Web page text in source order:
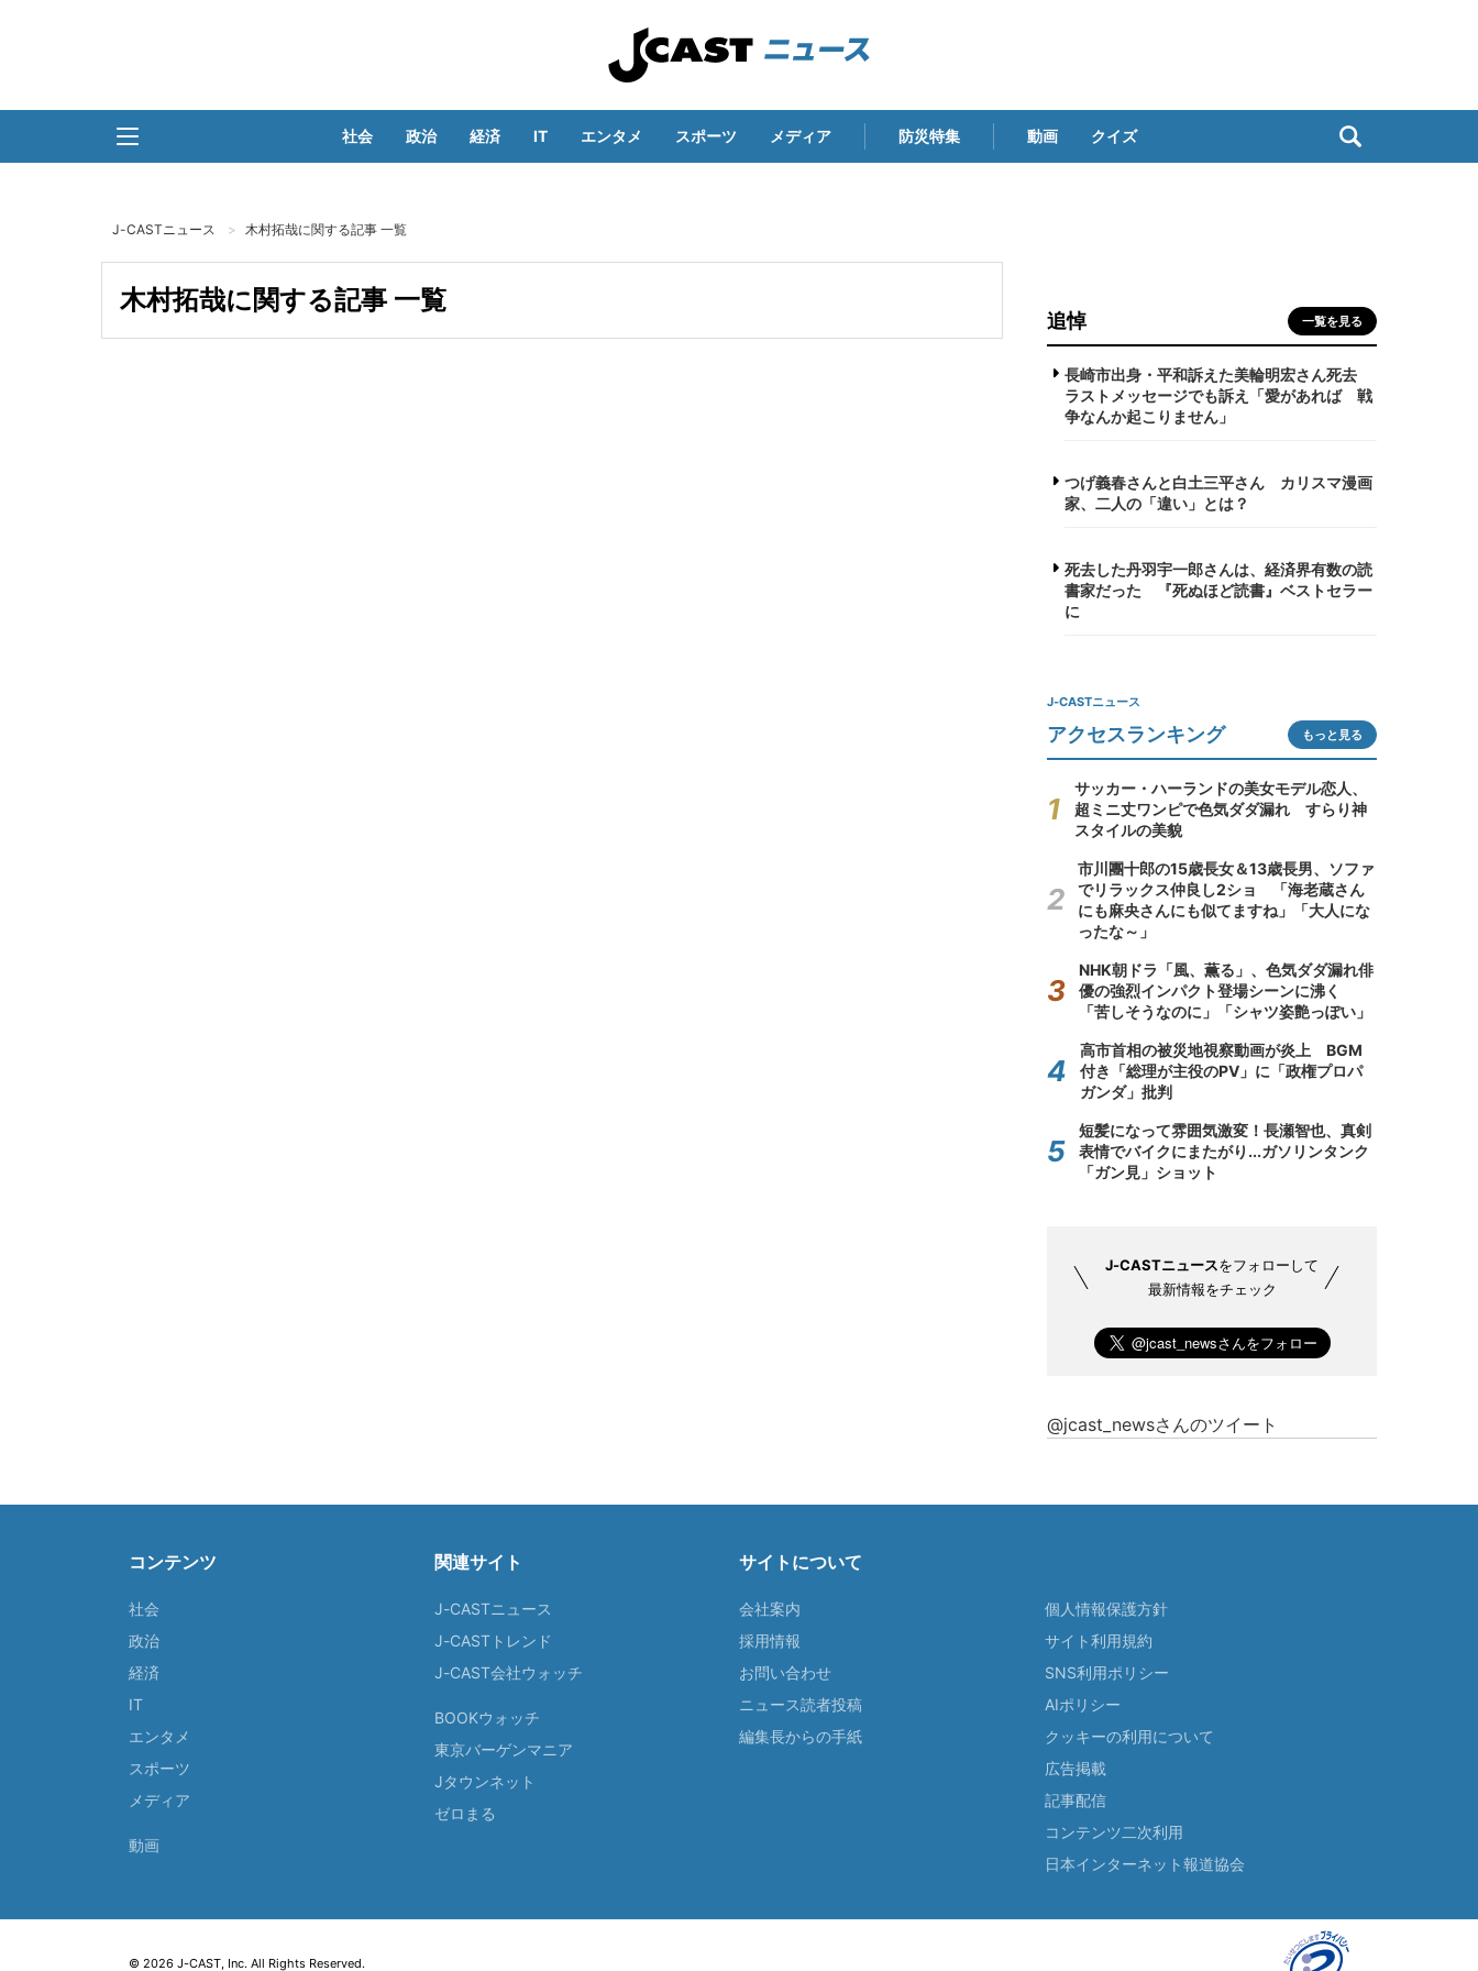
社会 政治 経済 IT エンタメ スポーツ メディア 防災特集 動画 クイズ
J-CASTニュース 木村拓哉に関する記事 一覧
木村拓哉に関する記事 一覧
追悼 一覧を見る
長崎市出身・平和訴えた美輪明宏さん死去
ラストメッセージでも訴え「愛があれば 戦
争なんか起こりません」
つげ義春さんと白土三平さん カリスマ漫画
家、二人の「違い」とは？
死去した丹羽宇一郎さんは、経済界有数の読
書家だった 『死ぬほど読書』ベストセラー
に
J-CASTニュース
アクセスランキング もっと見る
サッカー・ハーランドの美女モデル恋人、
超ミニ丈ワンピで色気ダダ漏れ すらり神
スタイルの美貌
市川團十郎の15歳長女＆13歳長男、ソファ
でリラックス仲良し2ショ 「海老蔵さん
にも麻央さんにも似てますね」「大人にな
ったな～」
NHK朝ドラ「風、薫る」、色気ダダ漏れ俳
優の強烈インパクト登場シーンに沸く
「苦しそうなのに」「シャツ姿艶っぽい」
高市首相の被災地視察動画が炎上 BGM
付き「総理が主役のPV」に「政権プロパ
ガンダ」批判
短髪になって雰囲気激変！長瀬智也、真剣
表情でバイクにまたがり...ガソリンタンク
「ガン見」ショット
J-CASTニュースをフォローして
最新情報をチェック
@jcast_newsさんのツイート
コンテンツ
社会
政治
経済
IT
エンタメ
スポーツ
メディア
動画
関連サイト
J-CASTニュース
J-CASTトレンド
J-CAST会社ウォッチ
BOOKウォッチ
東京バーゲンマニア
Jタウンネット
ゼロまる
サイトについて
会社案内
採用情報
お問い合わせ
ニュース読者投稿
編集長からの手紙
個人情報保護方針
サイト利用規約
SNS利用ポリシー
AIポリシー
クッキーの利用について
広告掲載
記事配信
コンテンツ二次利用
日本インターネット報道協会
© 2026 J-CAST, Inc. All Rights Reserved.